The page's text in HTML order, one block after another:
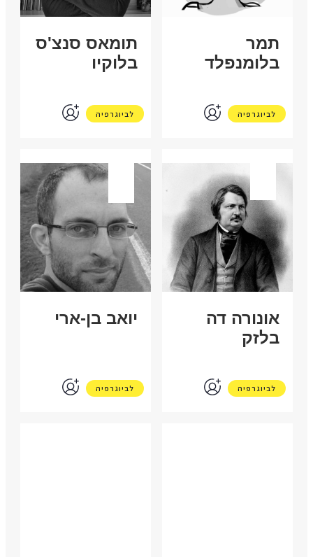
תמר
בלומנפלד
לביוגרפיה
תומאס סנצ'ס
בלוקיו
לביוגרפיה
אונורה דה
בלזק
לביוגרפיה
יואב בן-ארי
לביוגרפיה